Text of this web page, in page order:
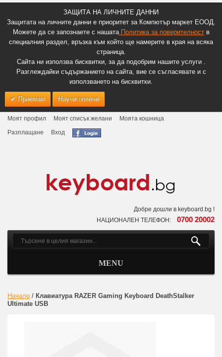
ЗАЩИТА НА ЛИЧНИТЕ ДАННИ
Защитата на личните данни е приоритет за Компютър маркет ЕООД.
Можете да се запознаете с нашатаПолитика за поверителноств
специалния раздел, връзка към който ще намерите в края на всяка
страница.
Сайта ни използва бисквитки, за да подобрим нашите услуги .
Разглеждайки съдържанието на сайта, вие се съгласявате и с
използването на бисквитки.
Приемам Научи повече
Моят профил Моят списък желани
Моята кошница
Разплащане
Вход
Добре дошли в keyboard.bg !
НАЦИОНАЛЕН ТЕЛЕФОН: 0700 20002
MENU
Начало / Клавиатура RAZER Gaming Keyboard DeathStalker
Ultimate USB